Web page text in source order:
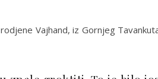
Vajhand, iz Gornjeg